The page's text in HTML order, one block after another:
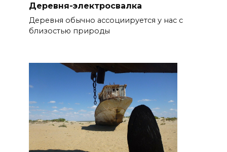
Деревня-электросвалка
Деревня обычно ассоциируется у нас с
близостью природы